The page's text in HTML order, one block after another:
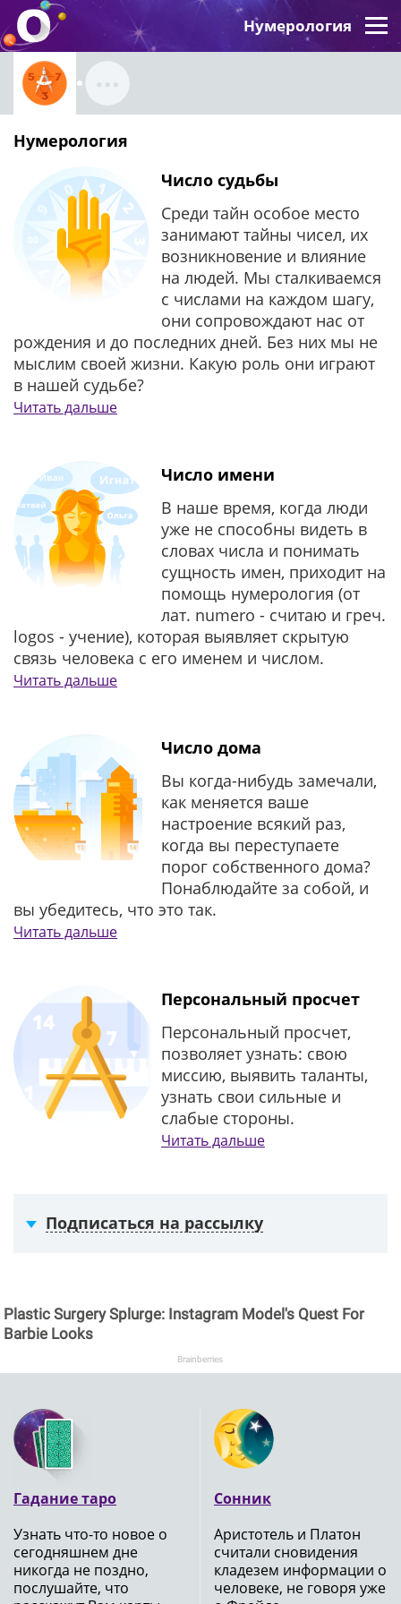
Нумерология
Нумерология
Число судьбы
Среди тайн особое место
занимают тайны чисел, их
возникновение и влияние
на людей. Мы сталкиваемся
с числами на каждом шагу,
они сопровождают нас от
рождения и до последних дней. Без них мы не
мыслим своей жизни. Какую роль они играют
в нашей судьбе?
Читать дальше
Число имени
В наше время, когда люди
уже не способны видеть в
словах числа и понимать
сущность имен, приходит на
помощь нумерология (от
лат. numero - считаю и греч.
lоgos - учение), которая выявляет скрытую
связь человека с его именем и числом.
Читать дальше
Число дома
Вы когда-нибудь замечали,
как меняется ваше
настроение всякий раз,
когда вы переступаете
порог собственного дома?
Понаблюдайте за собой, и
вы убедитесь, что это так.
Читать дальше
Персональный просчет
Персональный просчет,
позволяет узнать: свою
миссию, выявить таланты,
узнать свои сильные и
слабые стороны.
Читать дальше
Подписаться на рассылку
Plastic Surgery Splurge: Instagram Model's Quest For
Barbie Looks
Brainberries
Гадание таро
Узнать что-то новое о
сегодняшнем дне
никогда не поздно,
послушайте, что
Сонник
Аристотель и Платон
считали сновидения
кладезем информации о
человеке, не говоря уже